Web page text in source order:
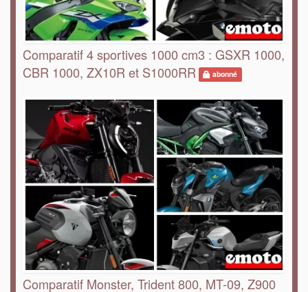
Comparatif 4 sportives 1000 cm3 : GSXR 1000,
CBR 1000, ZX10R et S1000RR
abonné
Comparatif Monster, Trident 800, MT-09, Z900